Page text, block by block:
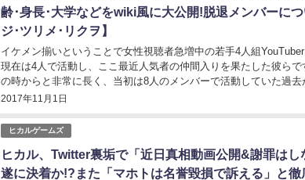
齢･身長･大学などをwiki風に大公開!脱退メンバーに
ジ･ツリメ･リクヲ】
2017年11月1日
イケメン揃いということで女性視聴者急増中の若手4人組
現在は4人で活動し、ここ最近人気者の仲間入りを果たした彼ら
の時からと非常に長く、当初は8人のメンバーで活動していた過去があります！
YouTuberグループへと成長した『アバ...
ヒカルゲームズ
ヒカル、Twitter裏垢で「近日真相動画公開&謝罪は
遂に決着か!?また「マホトは名誉毀損で訴える」と徹